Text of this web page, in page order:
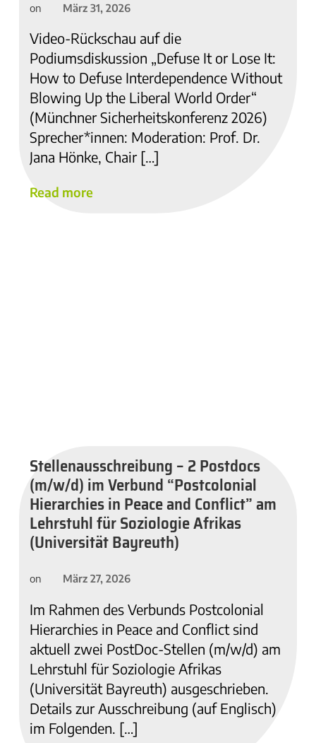
on März 31, 2026
Video-Rückschau auf die
Podiumsdiskussion „Defuse It or Lose It:
How to Defuse Interdependence Without
Blowing Up the Liberal World Order“
(Münchner Sicherheitskonferenz 2026)
Sprecher*innen: Moderation: Prof. Dr.
Jana Hönke, Chair […]
Read more
Stellenausschreibung – 2 Postdocs
(m/w/d) im Verbund “Postcolonial
Hierarchies in Peace and Conflict” am
Lehrstuhl für Soziologie Afrikas
(Universität Bayreuth)
on März 27, 2026
Im Rahmen des Verbunds Postcolonial
Hierarchies in Peace and Conflict sind
aktuell zwei PostDoc-Stellen (m/w/d) am
Lehrstuhl für Soziologie Afrikas
(Universität Bayreuth) ausgeschrieben.
Details zur Ausschreibung (auf Englisch)
im Folgenden. […]